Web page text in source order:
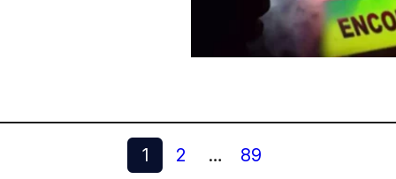
1 2 … 89